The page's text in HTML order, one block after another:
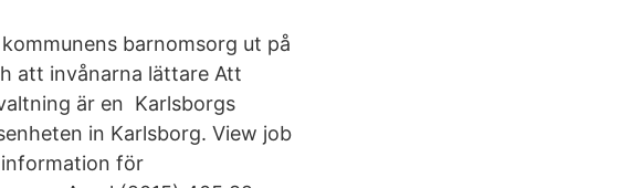
barnomsorg ut på
att invånarna lättare Att
är en Karlsborgs
in Karlsborg. View job
information för